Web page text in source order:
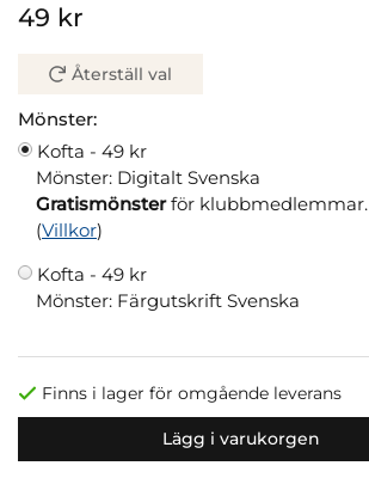
49 kr
Återställ val
Mönster:
Kofta - 49 kr
Mönster: Digitalt Svenska
Gratismönsterför klubbmedlemmar.
(Villkor)
Kofta - 49 kr
Mönster: Färgutskrift Svenska
Finns i lager för omgående leverans
Lägg i varukorgen